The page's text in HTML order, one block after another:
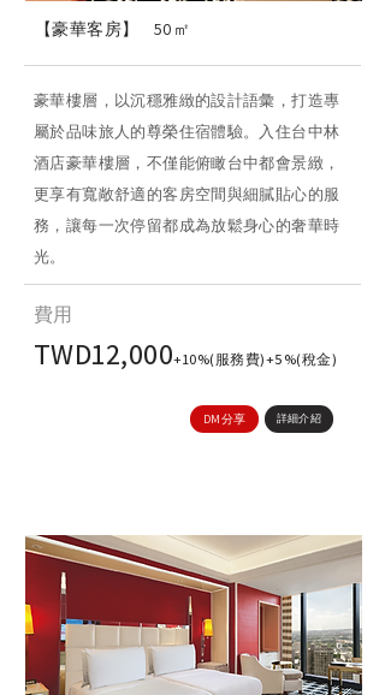
50㎡
​費用
TWD12,000+10%(服務費)+5%(稅金)
【豪華客房】
豪華樓層，以沉穩雅緻的設計語彙，打造專
屬於品味旅人的尊榮住宿體驗。入住台中林
酒店豪華樓層，不僅能俯瞰台中都會景緻，
更享有寬敞舒適的客房空間與細膩貼心的服
務，讓每一次停留都成為放鬆身心的奢華時
光。
DM分享 詳細介紹